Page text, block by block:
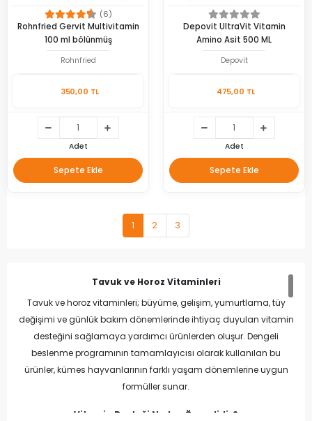
(6)
Rohnfried Gervit Multivitamin
100 ml bölünmüş
Rohnfried
350,00 TL
Adet
Sepete Ekle
Depovit UltraVit Vitamin
Amino Asit 500 ML
Depovit
475,00 TL
Adet
Sepete Ekle
1 2 3
Tavuk ve Horoz Vitaminleri
Tavuk ve horoz vitaminleri; büyüme, gelişim, yumurtlama, tüy
değişimi ve günlük bakım dönemlerinde ihtiyaç duyulan vitamin
desteğini sağlamaya yardımcı ürünlerden oluşur. Dengeli
beslenme programının tamamlayıcısı olarak kullanılan bu
ürünler, kümes hayvanlarının farklı yaşam dönemlerine uygun
formüller sunar.
Vitamin Desteği Neden Önemlidir?